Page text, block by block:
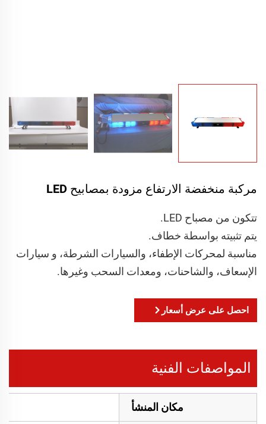
مركبة منخفضة الارتفاع مزودة بمصابيح LED
تتكون من مصباح LED.
يتم تثبيته بواسطة خطاف.
مناسبة لمحركات الإطفاء، والسيارات الشرطة، و سيارات
الإسعاف، والشاحنات، ومعدات السحب وغيرها.
احصل على عرض أسعار
المواصفات الفنية
مكان المنشأ